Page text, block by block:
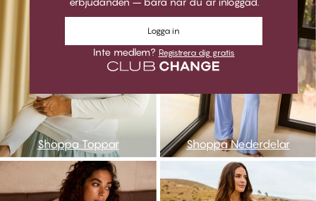
Logga in
Inte medlem? Registrera dig gratis
Shoppa Toppar Shoppa Nederdelar
nnightdress